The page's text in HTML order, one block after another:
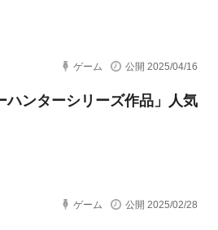
ゲーム 公開 2025/04/16
ハンターシリーズ作品」人気
ゲーム 公開 2025/02/28